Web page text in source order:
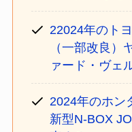
22024年のト
（一部改良）
ァード・ヴェ
2024年のホン
新型N-BOX